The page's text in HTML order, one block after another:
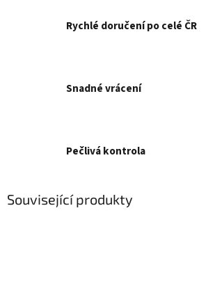
Rychlé doručení po celé ČR
Snadné vrácení
Pečlivá kontrola
Související produkty